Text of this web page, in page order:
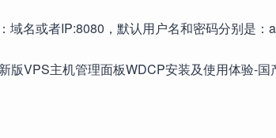
名或者IP:8080，默认用户名和密码分别是：